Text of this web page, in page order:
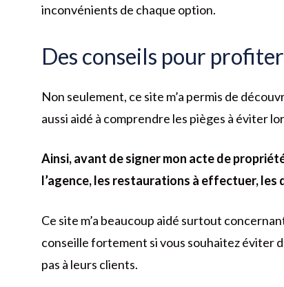
inconvénients de chaque option.
Des conseils pour
Non seulement, ce site m’a permis de
aussi aidé à comprendre les pièges à éviter
Ainsi, avant de signer mon acte de
l’agence, les restaurations à effectuer, les
Ce site m’a beaucoup aidé surtout
conseille fortement si vous souhaitez éviter
pas à leurs clients.